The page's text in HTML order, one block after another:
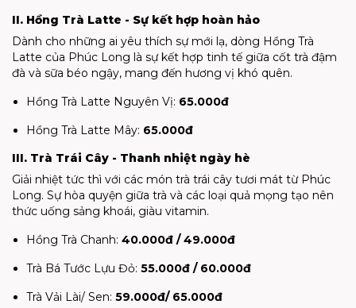
II. Hồng Trà Latte - Sự kết hợp hoàn hảo
Dành cho những ai yêu thích sự mới lạ, dòng Hồng Trà
Latte của Phúc Long là sự kết hợp tinh tế giữa cốt trà đậm
đà và sữa béo ngậy, mang đến hương vị khó quên.
Hồng Trà Latte Nguyên Vị: 65.000đ
Hồng Trà Latte Mây: 65.000đ
III. Trà Trái Cây - Thanh nhiệt ngày hè
Giải nhiệt tức thì với các món trà trái cây tươi mát từ Phúc
Long. Sự hòa quyện giữa trà và các loại quả mọng tạo nên
thức uống sảng khoái, giàu vitamin.
Hồng Trà Chanh: 40.000đ / 49.000đ
Trà Bá Tước Lựu Đỏ: 55.000đ / 60.000đ
Trà Vải Lài/ Sen: 59.000đ/ 65.000đ